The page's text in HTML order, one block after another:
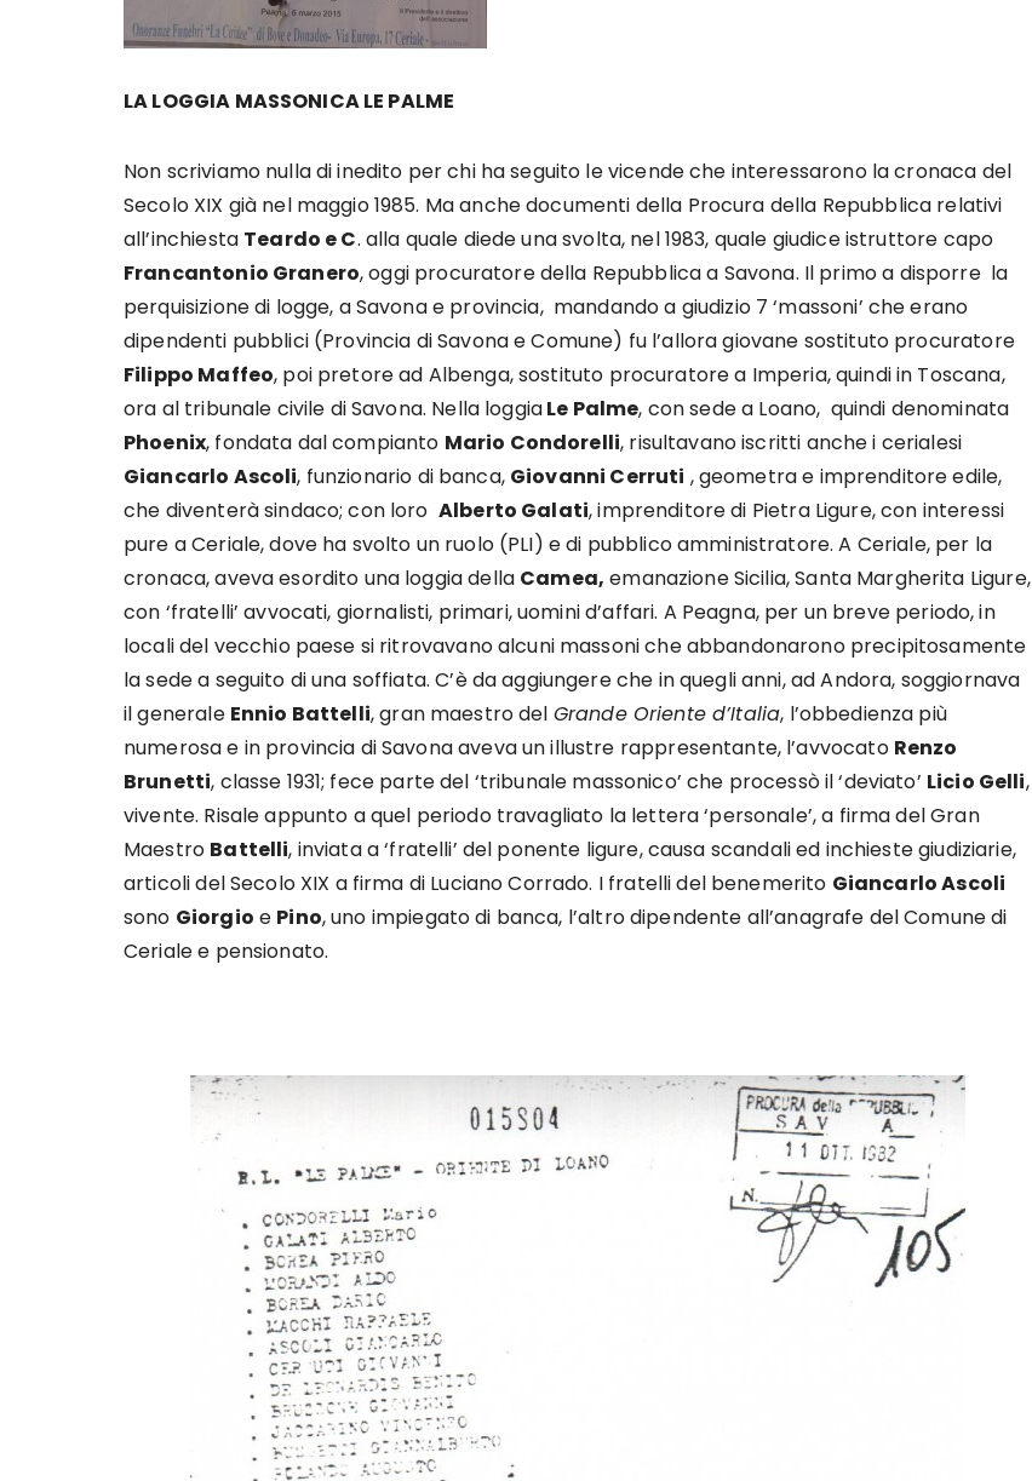
LA LOGGIA MASSONICA LE PALME
Non scriviamo nulla di inedito per chi ha seguito le vicende che interessarono la cronaca del
Secolo XIX già nel maggio 1985. Ma anche documenti della Procura della Repubblica relativi
all’inchiesta Teardo e C. alla quale diede una svolta, nel 1983, quale giudice istruttore capo
Francantonio Granero, oggi procuratore della Repubblica a Savona. Il primo a disporre la
perquisizione di logge, a Savona e provincia, mandando a giudizio 7 ‘massoni’ che erano
dipendenti pubblici (Provincia di Savona e Comune) fu l’allora giovane sostituto procuratore
Filippo Maffeo, poi pretore ad Albenga, sostituto procuratore a Imperia, quindi in Toscana,
ora al tribunale civile di Savona. Nella loggiaLe Palme, con sede a Loano, quindi denominata
Phoenix, fondata dal compianto Mario Condorelli, risultavano iscritti anche i cerialesi
Giancarlo Ascoli, funzionario di banca, Giovanni Cerruti , geometra e imprenditore edile,
che diventerà sindaco; con loro Alberto Galati, imprenditore di Pietra Ligure, con interessi
pure a Ceriale, dove ha svolto un ruolo (PLI) e di pubblico amministratore. A Ceriale, per la
cronaca, aveva esordito una loggia della Camea, emanazione Sicilia, Santa Margherita Ligure,
con ‘fratelli’ avvocati, giornalisti, primari, uomini d’affari. A Peagna, per un breve periodo, in
locali del vecchio paese si ritrovavano alcuni massoni che abbandonarono precipitosamente
la sede a seguito di una soffiata. C’è da aggiungere che in quegli anni, ad Andora, soggiornava
il generale Ennio Battelli, gran maestro del Grande Oriente d’Italia, l’obbedienza più
numerosa e in provincia di Savona aveva un illustre rappresentante, l’avvocato Renzo
Brunetti, classe 1931; fece parte del ‘tribunale massonico’ che processò il ‘deviato’ Licio Gelli,
vivente. Risale appunto a quel periodo travagliato la lettera ‘personale’, a firma del Gran
Maestro Battelli, inviata a ‘fratelli’ del ponente ligure, causa scandali ed inchieste giudiziarie,
articoli del Secolo XIX a firma di Luciano Corrado. I fratelli del benemerito Giancarlo Ascoli
sono Giorgio e Pino, uno impiegato di banca, l’altro dipendente all’anagrafe del Comune di
Ceriale e pensionato.